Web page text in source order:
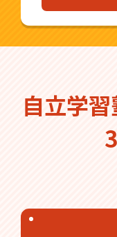
自立学